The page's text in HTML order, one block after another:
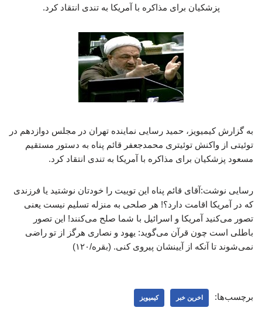
پزشکیان برای مذاکره با آمریکا به تندی انتقاد کرد.
به گزارش کیمیویز، حمید رسایی نماینده تهران در مجلس دوازدهم در
توئیتی از واکنش توئیتری محمدجعفر قائم پناه به دستور مستقیم
مسعود پزشکیان برای مذاکره با آمریکا به تندی انتقاد کرد.
رسایی نوشت:آقای قائم پناه این توییت را خودتان نوشتید یا فرزندی
که در آمریکا اقامت دارد؟! هر صلحی به منزله تسلیم نیست یعنی
تصور می‌کنید آمریکا و اسرائیل با شما صلح می‌کنند! این تصور
باطلی است چون قرآن می‌گوید: یهود و نصاری هرگز از تو راضی
نمی‌شوند تا آنکه از آیینشان پیروی کنی. (بقره/۱۲۰)
برچسب‌ها: اخرین خبر کیمیویز